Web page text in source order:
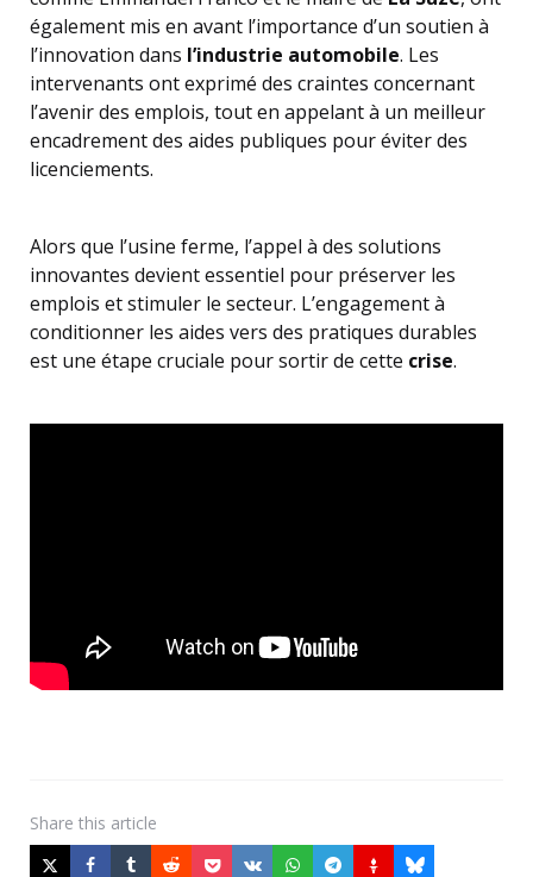
également mis en avant l’importance d’un soutien à
l’innovation dans l’industrie automobile. Les
intervenants ont exprimé des craintes concernant
l’avenir des emplois, tout en appelant à un meilleur
encadrement des aides publiques pour éviter des
licenciements.
Alors que l’usine ferme, l’appel à des solutions
innovantes devient essentiel pour préserver les
emplois et stimuler le secteur. L’engagement à
conditionner les aides vers des pratiques durables
est une étape cruciale pour sortir de cette crise.
Share this article